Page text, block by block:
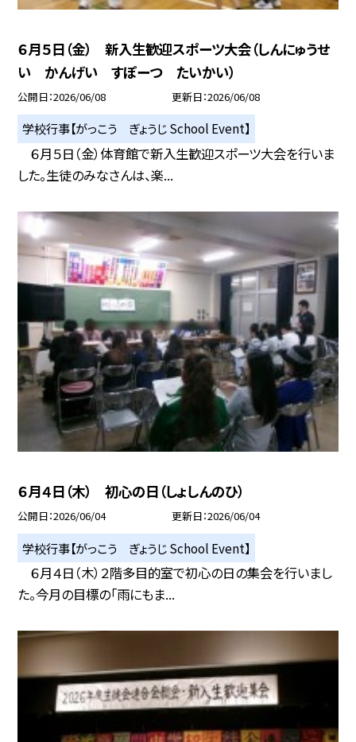
６月５日（金） 新入生歓迎スポーツ大会（しんにゅうせ
い かんげい すぽーつ たいかい）
公開日 2026/06/08 更新日 2026/06/08
学校行事【がっこう ぎょうじ School Event】
６月５日（金）体育館で新入生歓迎スポーツ大会を行いま
した。生徒のみなさんは、楽...
６月４日（木） 初心の日（しょしんのひ）
公開日 2026/06/04 更新日 2026/06/04
学校行事【がっこう ぎょうじ School Event】
６月４日（木）２階多目的室で初心の日の集会を行いまし
た。今月の目標の「雨にもま...